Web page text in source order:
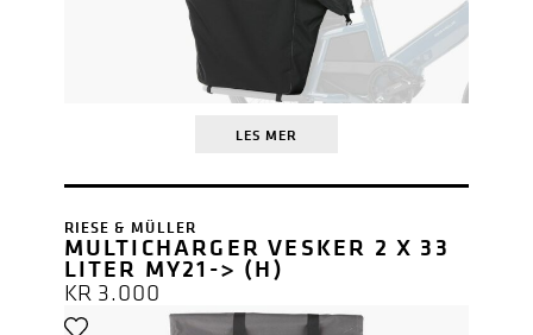
LES MER
RIESE & MÜLLER
MULTICHARGER VESKER 2 X 33
LITER MY21-> (H)
KR3.000